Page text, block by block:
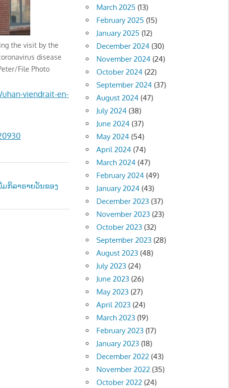
the visit by the
disease
File Photo
viendrait-en-
ກິລາຣາຍວັນຂອງ
March 2025 (13)
February 2025 (15)
January 2025 (12)
December 2024 (30)
November 2024 (24)
October 2024 (22)
September 2024 (37)
August 2024 (47)
July 2024 (38)
June 2024 (37)
May 2024 (54)
April 2024 (74)
March 2024 (47)
February 2024 (49)
January 2024 (43)
December 2023 (37)
November 2023 (23)
October 2023 (32)
September 2023 (28)
August 2023 (48)
July 2023 (24)
June 2023 (26)
May 2023 (27)
April 2023 (24)
March 2023 (19)
February 2023 (17)
January 2023 (18)
December 2022 (43)
November 2022 (35)
October 2022 (24)